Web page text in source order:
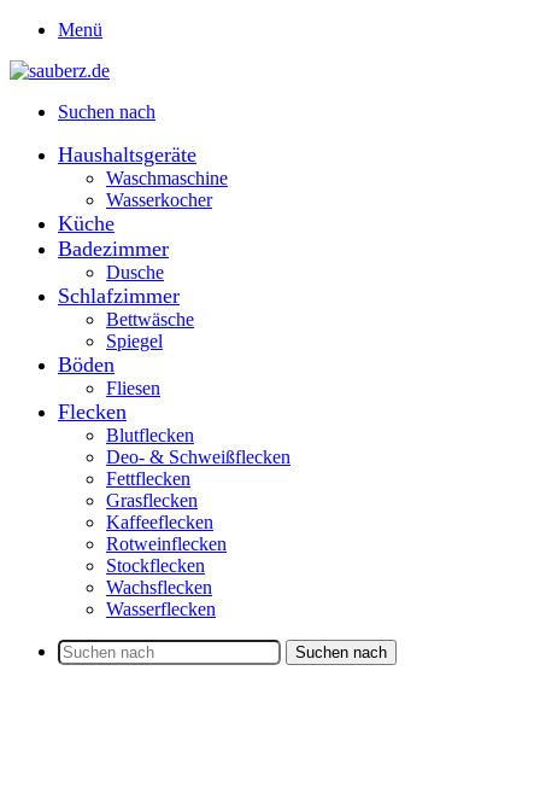
Menü
Suchen nach
Haushaltsgeräte
Waschmaschine
Wasserkocher
Küche
Badezimmer
Dusche
Schlafzimmer
Bettwäsche
Spiegel
Böden
Fliesen
Flecken
Blutflecken
Deo- & Schweißflecken
Fettflecken
Grasflecken
Kaffeeflecken
Rotweinflecken
Stockflecken
Wachsflecken
Wasserflecken
Suchen nach